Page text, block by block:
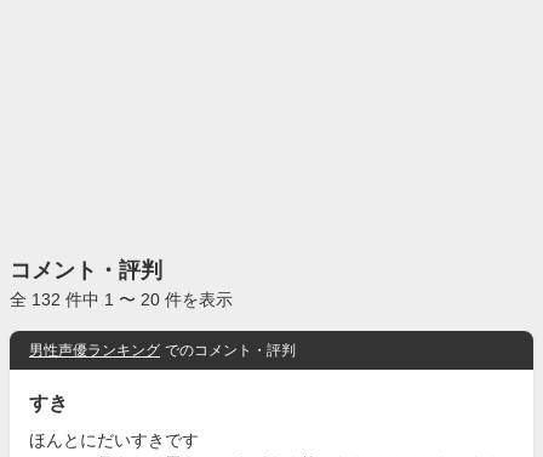
コメント・評判
全 132 件中 1 〜 20 件を表示
男性声優ランキング でのコメント・評判
すき
ほんとにだいすきです